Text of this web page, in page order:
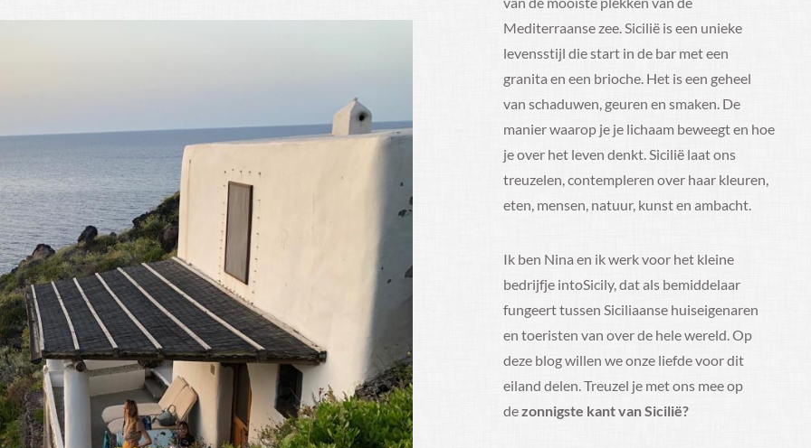
Mediterraanse zee. Sicilië is een unieke
levensstijl die start in de bar met een
granita en een brioche. Het is een geheel
van schaduwen, geuren en smaken. De
manier waarop je je lichaam beweegt en hoe
je over het leven denkt. Sicilië laat ons
treuzelen, contempleren over haar kleuren,
eten, mensen, natuur, kunst en ambacht.
Ik ben Nina en ik werk voor het kleine
bedrijfje intoSicily, dat als bemiddelaar
fungeert tussen Siciliaanse huiseigenaren
en toeristen van over de hele wereld. Op
deze blog willen we onze liefde voor dit
eiland delen. Treuzel je met ons mee op
dezonnigste kant van Sicilië?